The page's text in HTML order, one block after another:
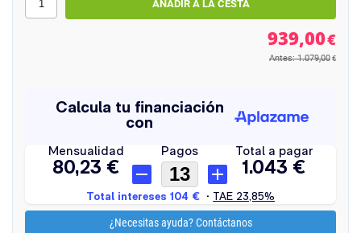
939,00€
Antes: 1.079,00 €
¿Necesitas ayuda? Contáctanos